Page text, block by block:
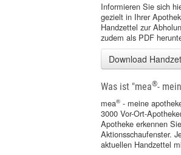
Informieren Sie sich
gezielt in Ihrer
Handzettel zur
zudem als PDF
Download
Was ist "mea®-
mea® - meine
3000 Vor-Ort-
Apotheke erkennen
Aktionsschaufenster.
aktuellen Handzettel